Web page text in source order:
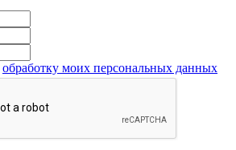
обработку моих персональных данных